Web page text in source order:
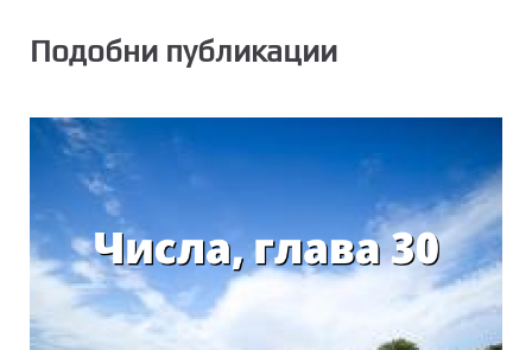
Подобни публикации